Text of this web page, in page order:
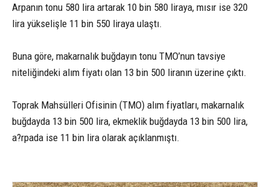
Arpanın tonu 580 lira artarak 10 bin 580 liraya, mısır ise 320
lira yükselişle 11 bin 550 liraya ulaştı.
Buna göre, makarnalık buğdayın tonu TMO’nun tavsiye
niteliğindeki alım fiyatı olan 13 bin 500 liranın üzerine çıktı.
Toprak Mahsülleri Ofisinin (TMO) alım fiyatları, makarnalık
buğdayda 13 bin 500 lira, ekmeklik buğdayda 13 bin 500 lira,
a?rpada ise 11 bin lira olarak açıklanmıştı.